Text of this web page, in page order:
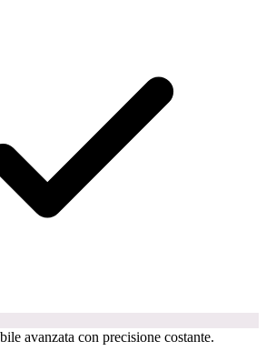
avanzata con precisione costante.